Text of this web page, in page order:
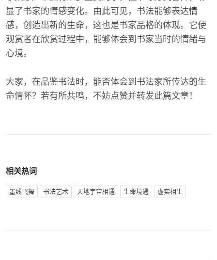
显了书家的情感变化。由此可见，书法能够表达情
感，创造出新的生命，这也是书家品格的体现。它使
观赏者在欣赏过程中，能够体会到书家当时的情绪与
心境。
大家，在品鉴书法时，能否体会到书法家所传达的生
命情怀？若有所共鸣，不妨点赞并转发此篇文章！
相关热词
墨线飞舞 书法艺术 天地宇宙相通 生命境遇 虚实相生